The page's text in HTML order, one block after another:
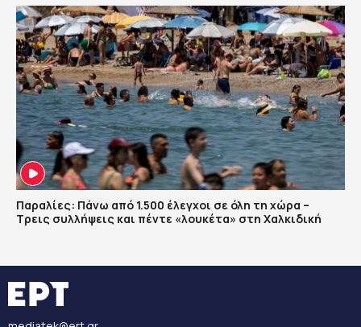
Παραλίες: Πάνω από 1.500 έλεγχοι σε όλη τη χώρα –
Τρεις συλλήψεις και πέντε «λουκέτα» στη Χαλκιδική